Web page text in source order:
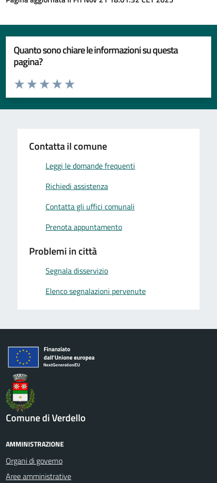
Quanto sono chiare le informazioni su questa
pagina?
Valuta da 1 a 5 stelle la pagina
Valuta 5 stelle su 5
Valuta 4 stelle su 5
Valuta 3 stelle su 5
Valuta 2 stelle su 5
Valuta 1 stelle su 5
Contatta il comune
Leggi le domande frequenti
Richiedi assistenza
Contatta gli uffici comunali
Prenota appuntamento
Problemi in città
Segnala disservizio
Elenco segnalazioni pervenute
Comune di Verdello
AMMINISTRAZIONE
Organi di governo
Aree amministrative